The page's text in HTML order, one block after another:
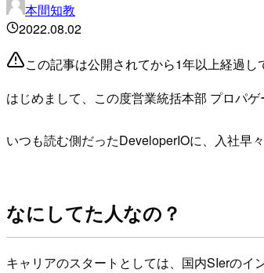
本間知教
2022.08.02
この記事は公開されてから1年以上経過し
はじめまして、この度営業統括本部 プロパ
いつも読む側だったDeveloperIOに、入社早
なにしてた人なの？
キャリアのスタートとしては、国内SIerの